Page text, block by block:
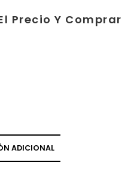
Precio Y Comprar
ADICIONAL